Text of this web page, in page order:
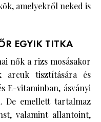
amelyekről neked is
EGYIK TITKA
nők a rizs mosásakor
arcuk tisztítására és
E-vitaminban, ásványi
De emellett tartalmaz
valamint allantoint,